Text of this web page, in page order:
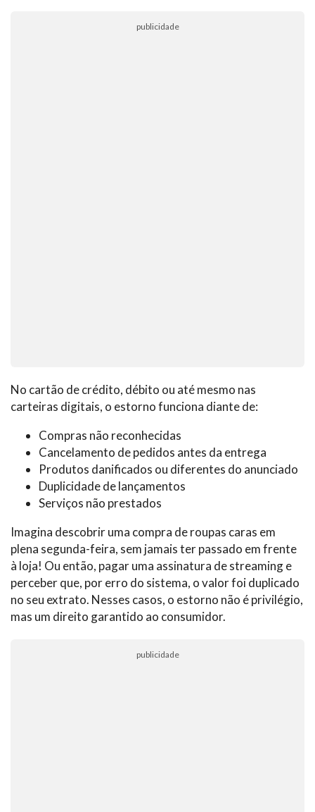
publicidade
No cartão de crédito, débito ou até mesmo nas
carteiras digitais, o estorno funciona diante de:
Compras não reconhecidas
Cancelamento de pedidos antes da entrega
Produtos danificados ou diferentes do anunciado
Duplicidade de lançamentos
Serviços não prestados
Imagina descobrir uma compra de roupas caras em
plena segunda-feira, sem jamais ter passado em frente
à loja! Ou então, pagar uma assinatura de streaming e
perceber que, por erro do sistema, o valor foi duplicado
no seu extrato. Nesses casos, o estorno não é privilégio,
mas um direito garantido ao consumidor.
publicidade